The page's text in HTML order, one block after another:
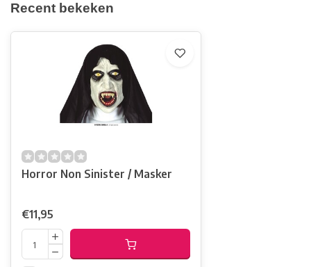
Recent bekeken
Horror Non Sinister / Masker
€11,95